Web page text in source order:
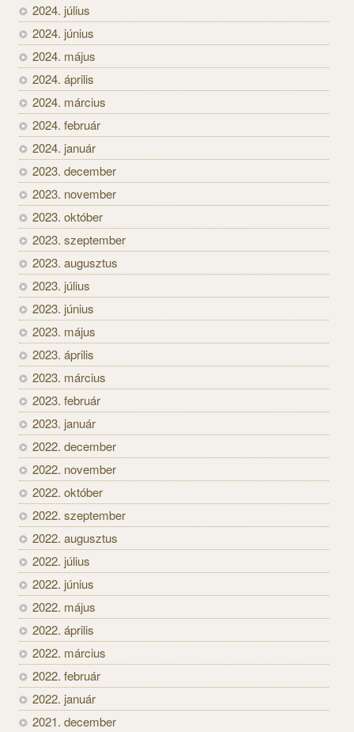
2024. július
2024. június
2024. május
2024. április
2024. március
2024. február
2024. január
2023. december
2023. november
2023. október
2023. szeptember
2023. augusztus
2023. július
2023. június
2023. május
2023. április
2023. március
2023. február
2023. január
2022. december
2022. november
2022. október
2022. szeptember
2022. augusztus
2022. július
2022. június
2022. május
2022. április
2022. március
2022. február
2022. január
2021. december